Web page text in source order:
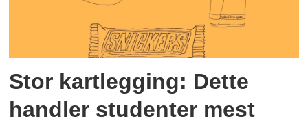
Stor kartlegging: Dette
handler studenter mest